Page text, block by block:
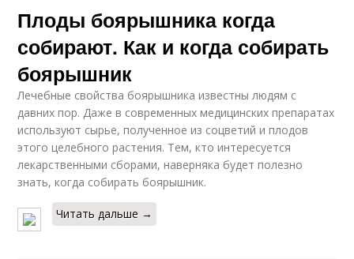
Плоды боярышника когда
собирают. Как и когда собирать
боярышник
Лечебные свойства боярышника известны людям с
давних пор. Даже в современных медицинских препаратах
используют сырье, полученное из соцветий и плодов
этого целебного растения. Тем, кто интересуется
лекарственными сборами, наверняка будет полезно
знать, когда собирать боярышник.
Читать дальше →